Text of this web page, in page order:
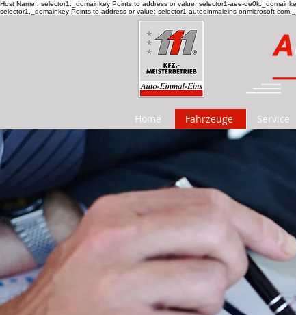
Host Name : selector1._domainkey Points to address or value: selector1-aee-
selector1._domainkey Points to address or value: selector1-autoeinmaleins-onmicrosoft-
Home Fahrzeuge Service